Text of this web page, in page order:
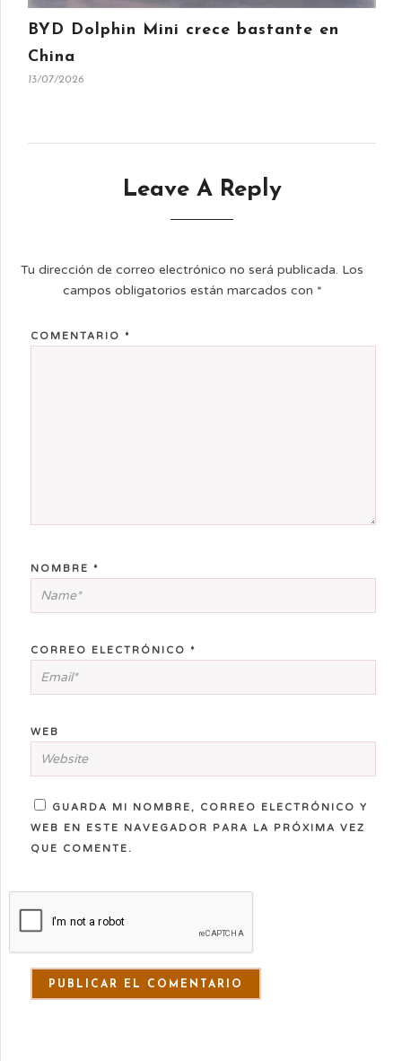
BYD Dolphin Mini crece bastante en
China
13/07/2026
Leave A Reply
Tu dirección de correo electrónico no será publicada. Los
campos obligatorios están marcados con *
COMENTARIO *
NOMBRE *
CORREO ELECTRÓNICO *
WEB
GUARDA MI NOMBRE, CORREO ELECTRÓNICO Y
WEB EN ESTE NAVEGADOR PARA LA PRÓXIMA VEZ
QUE COMENTE.